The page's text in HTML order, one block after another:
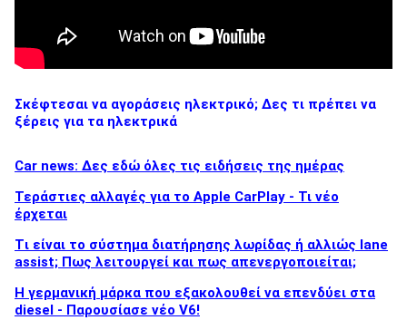
Σκέφτεσαι να αγοράσεις ηλεκτρικό; Δες τι πρέπει να
ξέρεις για τα ηλεκτρικά
Car news: Δες εδώ όλες τις ειδήσεις της ημέρας
Τεράστιες αλλαγές για το Apple CarPlay - Τι νέο
έρχεται
Tι είναι το σύστημα διατήρησης λωρίδας ή αλλιώς lane
assist; Πως λειτουργεί και πως απενεργοποιείται;
Η γερμανική μάρκα που εξακολουθεί να επενδύει στα
diesel - Παρουσίασε νέο V6!